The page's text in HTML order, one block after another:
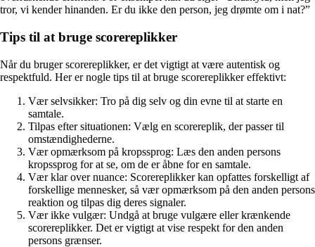
tror, vi kender hinanden. Er du ikke den person, jeg drømte om i nat?”
Tips til at bruge scorereplikker
Når du bruger scorereplikker, er det vigtigt at være autentisk og
respektfuld. Her er nogle tips til at bruge scorereplikker effektivt:
Vær selvsikker: Tro på dig selv og din evne til at starte en
samtale.
Tilpas efter situationen: Vælg en scorereplik, der passer til
omstændighederne.
Vær opmærksom på kropssprog: Læs den anden persons
kropssprog for at se, om de er åbne for en samtale.
Vær klar over nuance: Scorereplikker kan opfattes forskelligt af
forskellige mennesker, så vær opmærksom på den anden persons
reaktion og tilpas dig deres signaler.
Vær ikke vulgær: Undgå at bruge vulgære eller krænkende
scorereplikker. Det er vigtigt at vise respekt for den anden
persons grænser.